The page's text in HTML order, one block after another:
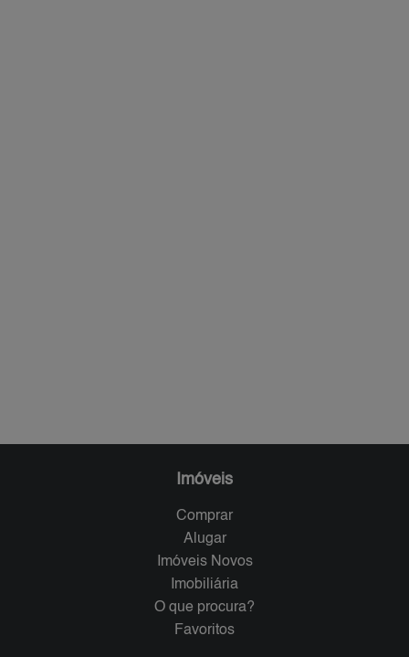
Imóveis
Comprar
Alugar
Imóveis Novos
Imobiliária
O que procura?
Favoritos